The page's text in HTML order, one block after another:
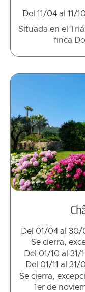
Del 11/04 al 11/
Situada en el
finca
Del 01/04 al 30/
Se cierra,
Del 01/10 al
Del 01/11 al
Se cierra,
1er de